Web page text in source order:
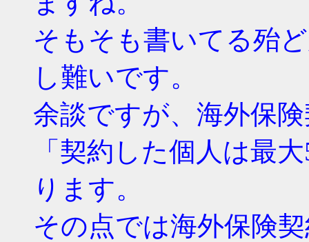
そもそも書いてる殆
し難いです。
余談ですが、海外保
「契約した個人は最
ります。
その点では海外保険